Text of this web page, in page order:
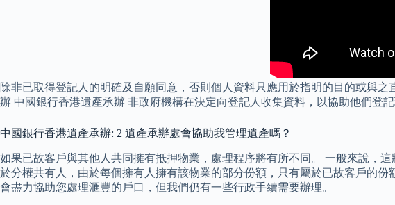
除非已取得登記人的明確及自願同意，否則個人資料只應用於指明的目的或與
辦 中國銀行香港遺產承辦 非政府機構在決定向登記人收集資料，以協助他們登
中國銀行香港遺產承辦: 2 遺產承辦處會協助我管理遺產嗎？
如果已故客戶與其他人共同擁有抵押物業，處理程序將有所不同。 一般來說，
於分權共有人，由於每個擁有人擁有該物業的部分份額，只有屬於已故客戶的
會盡力協助您處理滙豐的戶口，但我們仍有一些行政手續需要辦理。